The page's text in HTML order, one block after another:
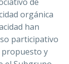
orgánica
han
participativo
propuesto y